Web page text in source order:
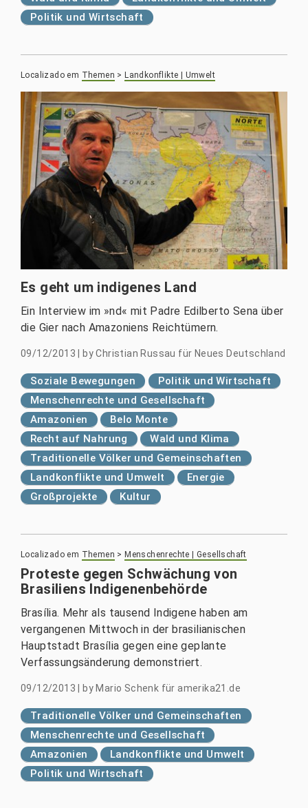
Politik und Wirtschaft
Localizado em Themen >Landkonflikte | Umwelt
Es geht um indigenes Land
Ein Interview im »nd« mit Padre Edilberto Sena über
die Gier nach Amazoniens Reichtümern.
09/12/2013 byChristian Russau für Neues Deutschland
Soziale Bewegungen
Politik und Wirtschaft
Menschenrechte und Gesellschaft
Amazonien
Belo Monte
Recht auf Nahrung
Wald und Klima
Traditionelle Völker und Gemeinschaften
Landkonflikte und Umwelt
Energie
Großprojekte
Kultur
Localizado em Themen >Menschenrechte | Gesellschaft
Proteste gegen Schwächung von
Brasiliens Indigenenbehörde
Brasília. Mehr als tausend Indigene haben am
vergangenen Mittwoch in der brasilianischen
Hauptstadt Brasília gegen eine geplante
Verfassungsänderung demonstriert.
09/12/2013 by Mario Schenk für amerika21.de
Traditionelle Völker und Gemeinschaften
Menschenrechte und Gesellschaft
Amazonien
Landkonflikte und Umwelt
Politik und Wirtschaft